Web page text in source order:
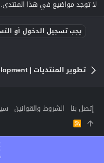
لا توجد مواضيع في هذا المنتدى.
يجب تسجيل الدخول أو
تطوير المنتديات | Forums Development
إتصل بنا الشروط والقوانين
R